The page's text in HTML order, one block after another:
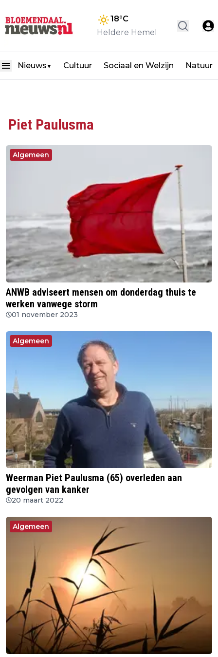
18°C
Heldere Hemel
Nieuws ▼ Cultuur Sociaal en Welzijn Natuur
Piet Paulusma
Algemeen
ANWB adviseert mensen om donderdag thuis te
werken vanwege storm
01 november 2023
Algemeen
Weerman Piet Paulusma (65) overleden aan
gevolgen van kanker
20 maart 2022
Algemeen